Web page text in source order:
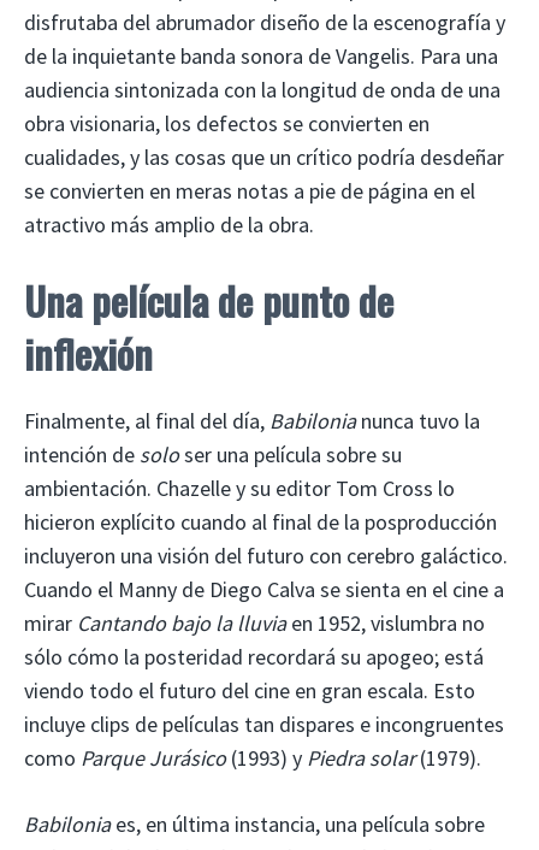
disfrutaba del abrumador diseño de la escenografía y
de la inquietante banda sonora de Vangelis. Para una
audiencia sintonizada con la longitud de onda de una
obra visionaria, los defectos se convierten en
cualidades, y las cosas que un crítico podría desdeñar
se convierten en meras notas a pie de página en el
atractivo más amplio de la obra.
Una película de punto de
inflexión
Finalmente, al final del día, Babilonianunca tuvo la
intención de soloser una película sobre su
ambientación. Chazelle y su editor Tom Cross lo
hicieron explícito cuando al final de la posproducción
incluyeron una visión del futuro con cerebro galáctico.
Cuando el Manny de Diego Calva se sienta en el cine a
mirar Cantando bajo la lluviaen 1952, vislumbra no
sólo cómo la posteridad recordará su apogeo; está
viendo todo el futuro del cine en gran escala. Esto
incluye clips de películas tan dispares e incongruentes
como Parque Jurásico(1993) y Piedra solar(1979).
Babiloniaes, en última instancia, una película sobre